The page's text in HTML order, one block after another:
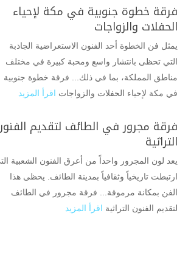
فرقة خطوة جنوبية في مكة لإحياء
الحفلات والزواجات
يمثل فن الخطوة أحد الفنون الاستعراضية الجاذبة
التي تحظى بانتشار واسع ومحبة كبيرة في مختلف
مناطق المملكة، بما في ذلك... فرقة خطوة جنوبية
في مكة لإحياء الحفلات والزواجات اقرأ المزيد
فرقة مجرور في الطائف لتقديم
التراثية
يعد لون المجرور واحداً من أعرق الفنون الشعبية
ارتبطت تاريخياً وثقافياً بمدينة الطائف. يحظى هذا
الفن بمكانة مرموقة... فرقة مجرور في الطائف
لتقديم الفنون التراثية اقرأ المزيد